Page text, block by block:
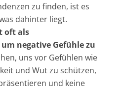
zu finden, ist es
dahinter liegt.
oft als
negative Gefühle zu
uns vor Gefühlen wie
und Wut zu schützen,
und keine